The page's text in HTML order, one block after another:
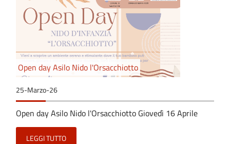
Open day Asilo Nido l'Orsacchiotto
25-Marzo-26
Open day Asilo Nido l'Orsacchiotto Giovedì 16 Aprile
LEGGI TUTTO